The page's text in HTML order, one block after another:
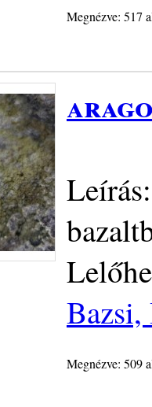
Megnézve: 517
Megnézve: 509